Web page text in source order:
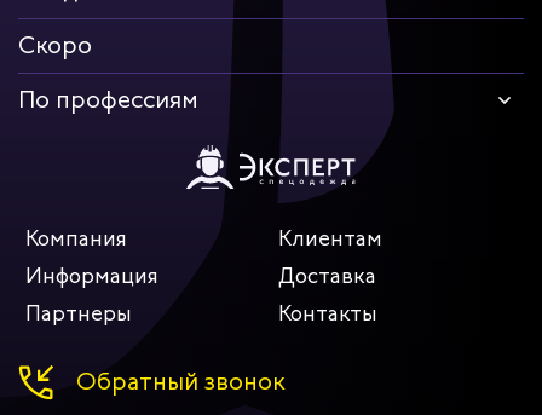
Скоро
По профессиям
Компания
Клиентам
Информация
Доставка
Партнеры
Контакты
Обратный звонок